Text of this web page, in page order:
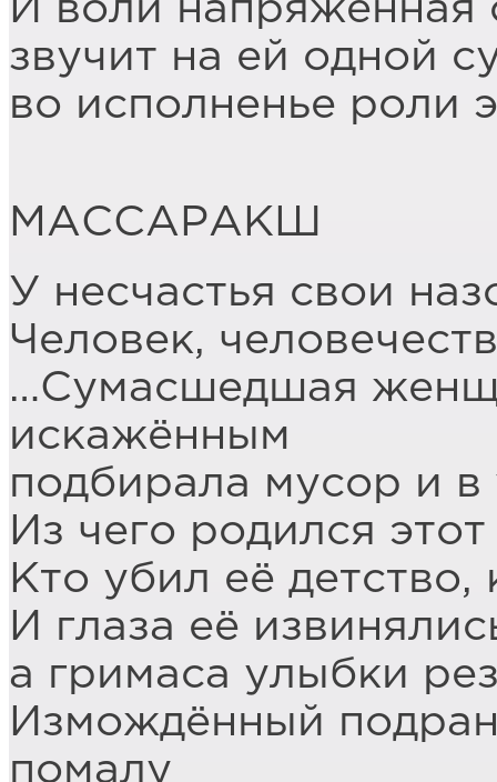
И воли напряжённая
звучит на ей одной
во исполненье роли
МАССАРАКШ
У несчастья свои
Человек,
…Сумасшедшая
искажённым
подбирала мусор и в
Из чего родился
Кто убил её
И глаза её
а гримаса улыбки
Измождённый
помалу